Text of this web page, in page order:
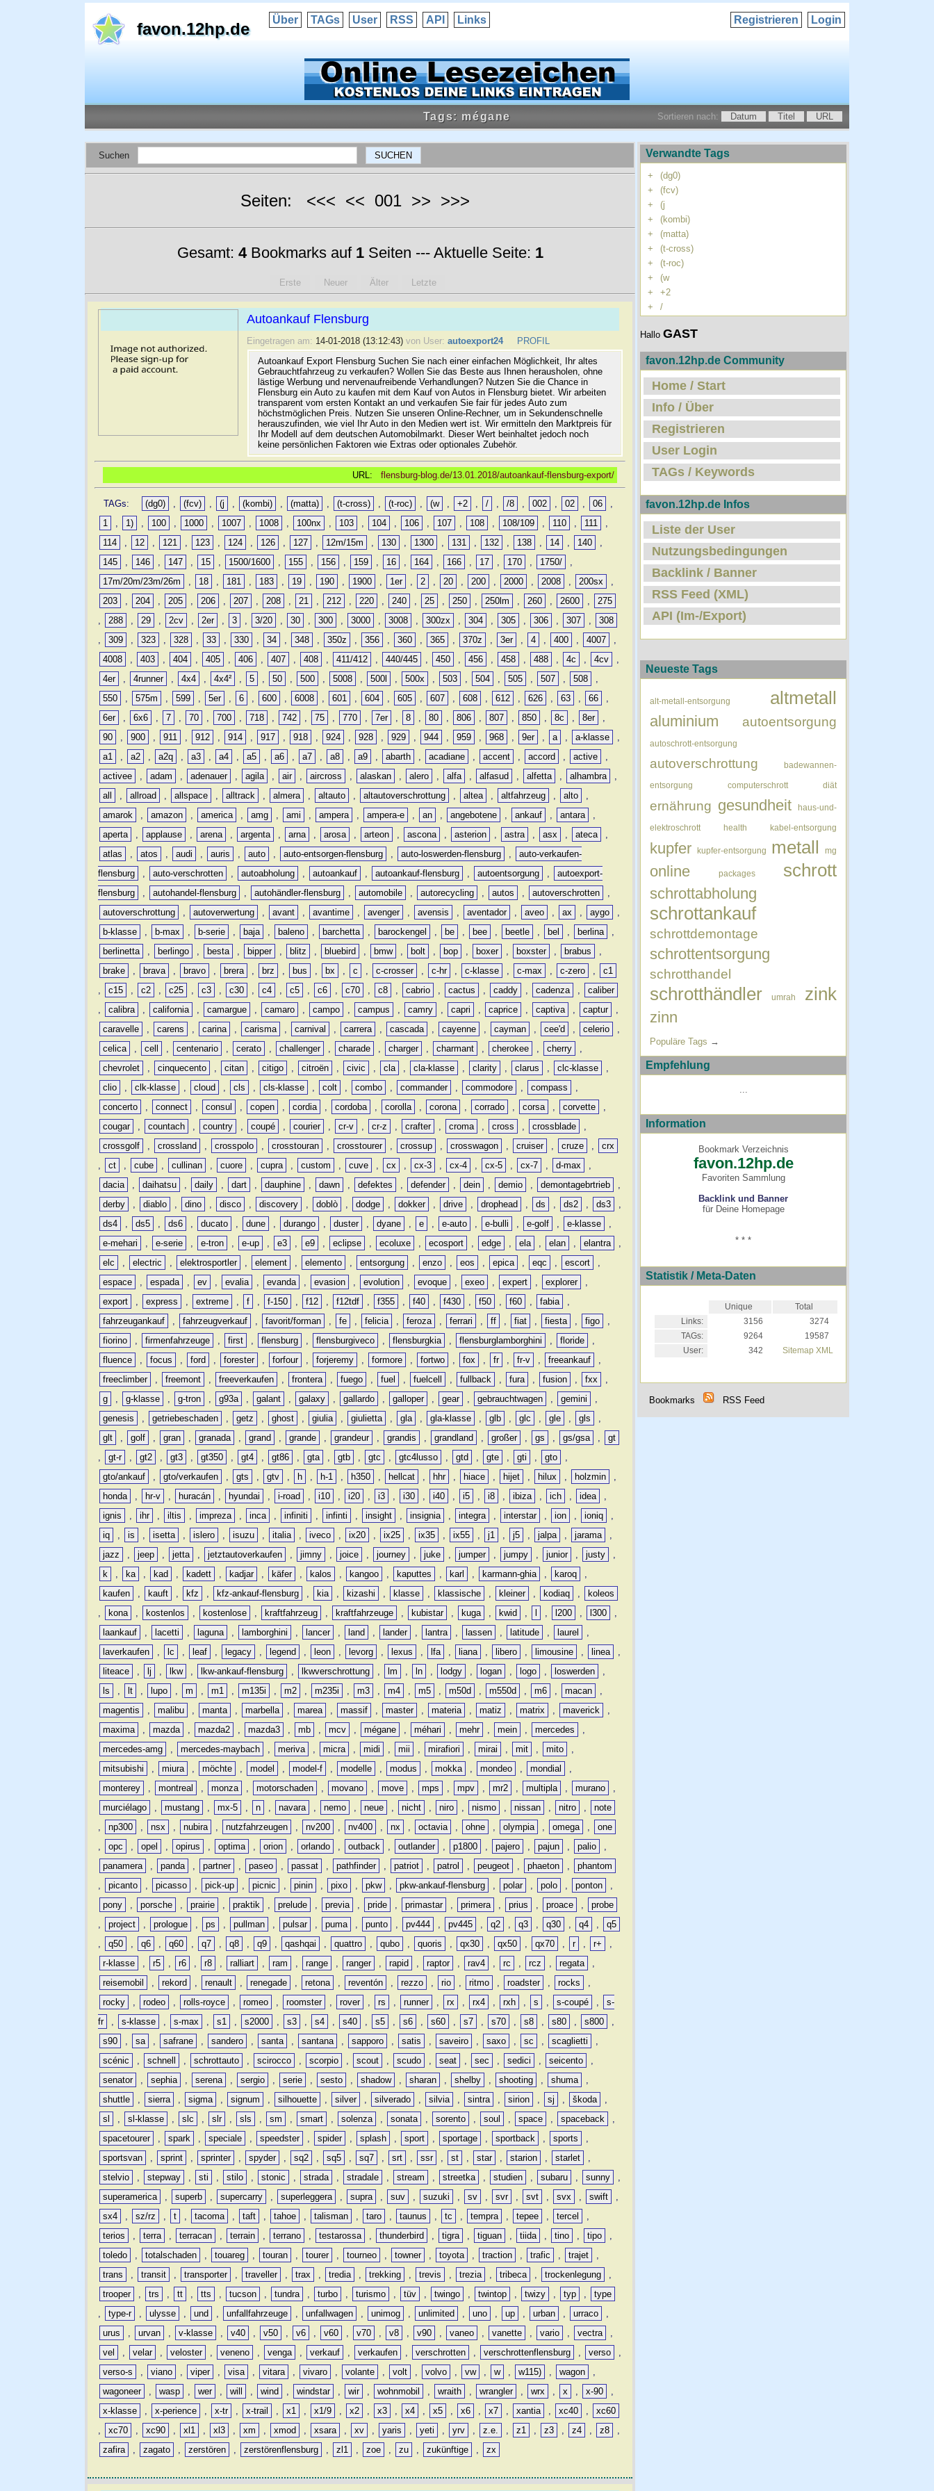
favon.12hp.de Über TAGs User RSS API Links Login
Registrieren
Tags: mégane Sortieren nach: Datum Titel URL
Suchen
Seiten: <<< << 001 >> >>>
Gesamt: 4Bookmarks auf 1Seiten --- Aktuelle Seite: 1
Erste Neuer Älter Letzte
Autoankauf Flensburg
Eingetragen am: 14-01-2018 (13:12:43) von User: autoexport24
PROFIL
Autoankauf Export Flensburg Suchen Sie nach einer einfachen Möglichkeit, Ihr altes
Gebrauchtfahrzeug zu verkaufen? Wollen Sie das Beste aus Ihnen herausholen, ohne
lästige Werbung und nervenaufreibende Verhandlungen? Nutzen Sie die Chance in
Flensburg ein Auto zu kaufen mit dem Kauf von Autos in Flensburg bietet. Wir arbeiten
transparent vom ersten Kontakt an und verkaufen Sie fair für jedes Auto zum
höchstmöglichen Preis. Nutzen Sie unseren Online-Rechner, um in Sekundenschnelle
herauszufinden, wie viel Ihr Auto in den Medien wert ist. Wir ermitteln den Marktpreis für
Ihr Modell auf dem deutschen Automobilmarkt. Dieser Wert beinhaltet jedoch noch
keine persönlichen Faktoren wie Extras oder optionales Zubehör.
URL: flensburg-blog.de/13.01.2018/autoankauf-flensburg-export/
TAGs: (dg0) , (fcv) , (j , (kombi) , (matta) , (t-cross) , (t-roc) , (w , +2 , / , /8 , 002 , 02 , 06
,
1
, 1) , 100 , 1000 , 1007 , 1008 , 100nx , 103 , 104 , 106 , 107 , 108 , 108/109 , 110 , 111
,
114
, 12 , 121 , 123 , 124 , 126 , 127 , 12m/15m , 130 , 1300 , 131 , 132 , 138 , 14 , 140
,
145
, 146 , 147 , 15 , 1500/1600 , 155 , 156 , 159 , 16 , 164 , 166 , 17 , 170 , 1750/
,
17m/20m/23m/26m
, 18 , 181 , 183 , 19 , 190 , 1900 , 1er , 2 , 20 , 200 , 2000 , 2008 , 200sx
,
203
, 204 , 205 , 206 , 207 , 208 , 21 , 212 , 220 , 240 , 25 , 250 , 250lm , 260 , 2600 ,
275
,
288 , 29 , 2cv , 2er , 3 , 3/20 , 30 , 300 , 3000 , 3008 , 300zx , 304 , 305 , 306 , 307 ,
308
,
309 , 323 , 328 , 33 , 330 , 34 , 348 , 350z , 356 , 360 , 365 , 370z , 3er , 4 , 400 , 4007
,
4008
, 403 , 404 , 405 , 406 , 407 , 408 , 411/412 , 440/445 , 450 , 456 , 458 , 488 , 4c , 4cv
,
4er
, 4runner , 4x4 , 4x4² , 5 , 50 , 500 , 5008 , 500l , 500x , 503 , 504 , 505 , 507 , 508
,
550
, 575m , 599 , 5er , 6 , 600 , 6008 , 601 , 604 , 605 , 607 , 608 , 612 , 626 , 63 , 66
,
6er
, 6x6 , 7 , 70 , 700 , 718 , 742 , 75 , 770 , 7er , 8 , 80 , 806 , 807 , 850 , 8c , 8er
,
90
, 900 , 911 , 912 , 914 , 917 , 918 , 924 , 928 , 929 , 944 , 959 , 968 , 9er , a , a-klasse
,
a1
, a2 , a2q , a3 , a4 , a5 , a6 , a7 , a8 , a9 , abarth , acadiane , accent , accord , active
,
activee
, adam , adenauer , agila , air , aircross , alaskan , alero , alfa , alfasud , alfetta , alhambra
,
all
, allroad , allspace , alltrack , almera , altauto , altautoverschrottung , altea , altfahrzeug , alto
,
amarok
, amazon , america , amg , ami , ampera , ampera-e , an , angebotene , ankauf , antara
,
aperta
, applause , arena , argenta , arna , arosa , arteon , ascona , asterion , astra , asx , ateca
,
atlas
, atos , audi , auris , auto , auto-entsorgen-flensburg , auto-loswerden-flensburg ,
auto-verkaufen-
flensburg
, auto-verschrotten , autoabholung , autoankauf , autoankauf-flensburg , autoentsorgung ,
autoexport-
flensburg
, autohandel-flensburg , autohändler-flensburg , automobile , autorecycling , autos , autoverschrotten
,
autoverschrottung
, autoverwertung , avant , avantime , avenger , avensis , aventador , aveo , ax , aygo
,
b-klasse
, b-max , b-serie , baja , baleno , barchetta , barockengel , be , bee , beetle , bel , berlina
,
berlinetta
, berlingo , besta , bipper , blitz , bluebird , bmw , bolt , bop , boxer , boxster , brabus
,
brake
, brava , bravo , brera , brz , bus , bx , c , c-crosser , c-hr , c-klasse , c-max , c-zero ,
c1
,
c15 , c2 , c25 , c3 , c30 , c4 , c5 , c6 , c70 , c8 , cabrio , cactus , caddy , cadenza ,
caliber
,
calibra , california , camargue , camaro , campo , campus , camry , capri , caprice , captiva , captur
,
caravelle
, carens , carina , carisma , carnival , carrera , cascada , cayenne , cayman , cee'd , celerio
,
celica
, cell , centenario , cerato , challenger , charade , charger , charmant , cherokee , cherry
,
chevrolet
, cinquecento , citan , citigo , citroën , civic , cla , cla-klasse , clarity , clarus , clc-klasse
,
clio
, clk-klasse , cloud , cls , cls-klasse , colt , combo , commander , commodore , compass
,
concerto
, connect , consul , copen , cordia , cordoba , corolla , corona , corrado , corsa , corvette
,
cougar
, countach , country , coupé , courier , cr-v , cr-z , crafter , croma , cross , crossblade
,
crossgolf
, crossland , crosspolo , crosstouran , crosstourer , crossup , crosswagon , cruiser , cruze ,
crx
,
ct , cube , cullinan , cuore , cupra , custom , cuve , cx , cx-3 , cx-4 , cx-5 , cx-7 , d-max
,
dacia
, daihatsu , daily , dart , dauphine , dawn , defektes , defender , dein , demio , demontagebrtrieb
,
derby
, diablo , dino , disco , discovery , doblò , dodge , dokker , drive , drophead , ds , ds2 , ds3
,
ds4
, ds5 , ds6 , ducato , dune , durango , duster , dyane , e , e-auto , e-bulli , e-golf , e-klasse
,
e-mehari
, e-serie , e-tron , e-up , e3 , e9 , eclipse , ecoluxe , ecosport , edge , ela , elan , elantra
,
elc
, electric , elektrosportler , element , elemento , entsorgung , enzo , eos , epica , eqc , escort
,
espace
, espada , ev , evalia , evanda , evasion , evolution , evoque , exeo , expert , explorer
,
export
, express , extreme , f , f-150 , f12 , f12tdf , f355 , f40 , f430 , f50 , f60 , fabia
,
fahrzeugankauf
, fahrzeugverkauf , favorit/forman , fe , felicia , feroza , ferrari , ff , fiat , fiesta , figo
,
fiorino
, firmenfahrzeuge , first , flensburg , flensburgiveco , flensburgkia , flensburglamborghini , floride
,
fluence
, focus , ford , forester , forfour , forjeremy , formore , fortwo , fox , fr , fr-v , freeankauf
,
freeclimber
, freemont , freeverkaufen , frontera , fuego , fuel , fuelcell , fullback , fura , fusion , fxx
,
g
, g-klasse , g-tron , g93a , galant , galaxy , gallardo , galloper , gear , gebrauchtwagen , gemini
,
genesis
, getriebeschaden , getz , ghost , giulia , giulietta , gla , gla-klasse , glb , glc , gle , gls
,
glt
, golf , gran , granada , grand , grande , grandeur , grandis , grandland , großer , gs , gs/gsa ,
gt
,
gt-r , gt2 , gt3 , gt350 , gt4 , gt86 , gta , gtb , gtc , gtc4lusso , gtd , gte , gti , gto
,
gto/ankauf
, gto/verkaufen , gts , gtv , h , h-1 , h350 , hellcat , hhr , hiace , hijet , hilux , holzmin
,
honda
, hr-v , huracán , hyundai , i-road , i10 , i20 , i3 , i30 , i40 , i5 , i8 , ibiza , ich , idea
,
ignis
, ihr , iltis , impreza , inca , infiniti , infinti , insight , insignia , integra , interstar , ion , ioniq
,
iq
, is , isetta , islero , isuzu , italia , iveco , ix20 , ix25 , ix35 , ix55 , j1 , j5 , jalpa , jarama
,
jazz
, jeep , jetta , jetztautoverkaufen , jimny , joice , journey , juke , jumper , jumpy , junior , justy
,
k
, ka , kad , kadett , kadjar , käfer , kalos , kangoo , kaputtes , karl , karmann-ghia , karoq
,
kaufen
, kauft , kfz , kfz-ankauf-flensburg , kia , kizashi , klasse , klassische , kleiner , kodiaq ,
koleos
,
kona , kostenlos , kostenlose , kraftfahrzeug , kraftfahrzeuge , kubistar , kuga , kwid , , l200 , l300
,
laankauf
, lacetti , laguna , lamborghini , lancer , land , lander , lantra , lassen , latitude , laurel
,
laverkaufen
, lc , leaf , legacy , legend , leon , levorg , lexus , lfa , liana , libero , limousine , linea
,
liteace
, lj , lkw , lkw-ankauf-flensburg , lkwverschrottung , lm , ln , lodgy , logan , logo , loswerden
,
ls
, lt , lupo , m , m1 , m135i , m2 , m235i , m3 , m4 , m5 , m50d , m550d , m6 , macan
,
magentis
, malibu , manta , marbella , marea , massif , master , materia , matiz , matrix , maverick
,
maxima
, mazda , mazda2 , mazda3 , mb , mcv , mégane , méhari , mehr , mein , mercedes
,
mercedes-amg
, mercedes-maybach , meriva , micra , midi , mii , mirafiori , mirai , mit , mito
,
mitsubishi
, miura , möchte , model , model-f , modelle , modus , mokka , mondeo , mondial
,
monterey
, montreal , monza , motorschaden , movano , move , mps , mpv , mr2 , multipla , murano
,
murciélago
, mustang , mx-5 , n , navara , nemo , neue , nicht , niro , nismo , nissan , nitro ,
note
,
np300 , nsx , nubira , nutzfahrzeugen , nv200 , nv400 , nx , octavia , ohne , olympia , omega ,
one
,
opc , opel , opirus , optima , orion , orlando , outback , outlander , p1800 , pajero , pajun , palio
,
panamera
, panda , partner , paseo , passat , pathfinder , patriot , patrol , peugeot , phaeton ,
phantom
,
picanto , picasso , pick-up , picnic , pinin , pixo , pkw , pkw-ankauf-flensburg , polar , polo , ponton
,
pony
, porsche , prairie , praktik , prelude , previa , pride , primastar , primera , prius , proace ,
probe
,
project , prologue , ps , pullman , pulsar , puma , punto , pv444 , pv445 , q2 , q3 , q30 , q4 ,
q5
,
q50 , q6 , q60 , q7 , q8 , q9 , qashqai , quattro , qubo , quoris , qx30 , qx50 , qx70 , r , r+
,
r-klasse
, r5 , r6 , r8 , ralliart , ram , range , ranger , rapid , raptor , rav4 , rc , rcz , regata
,
reisemobil
, rekord , renault , renegade , retona , reventón , rezzo , rio , ritmo , roadster , rocks
,
rocky
, rodeo , rolls-royce , romeo , roomster , rover , rs , runner , rx , rx4 , rxh , s , s-coupé ,
s-
fr
, s-klasse , s-max , s1 , s2000 , s3 , s4 , s40 , s5 , s6 , s60 , s7 , s70 , s8 , s80 , s800
,
s90
, sa , safrane , sandero , santa , santana , sapporo , satis , saveiro , saxo , sc , scaglietti
,
scénic
, schnell , schrottauto , scirocco , scorpio , scout , scudo , seat , sec , sedici , seicento
,
senator
, sephia , serena , sergio , serie , sesto , shadow , sharan , shelby , shooting , shuma
,
shuttle
, sierra , sigma , signum , silhouette , silver , silverado , silvia , sintra , sirion , sj , škoda
,
sl
, sl-klasse , slc , slr , sls , sm , smart , solenza , sonata , sorento , soul , space , spaceback
,
spacetourer
, spark , speciale , speedster , spider , splash , sport , sportage , sportback , sports
,
sportsvan
, sprint , sprinter , spyder , sq2 , sq5 , sq7 , srt , ssr , st , star , starion , starlet
,
stelvio
, stepway , sti , stilo , stonic , strada , stradale , stream , streetka , studien , subaru , sunny
,
superamerica
, superb , supercarry , superleggera , supra , suv , suzuki , sv , svr , svt , svx , swift
,
sx4
, sz/rz , t , tacoma , taft , tahoe , talisman , taro , taunus , tc , tempra , tepee , tercel
,
terios
, terra , terracan , terrain , terrano , testarossa , thunderbird , tigra , tiguan , tiida , tino , tipo
,
toledo
, totalschaden , touareg , touran , tourer , tourneo , towner , toyota , traction , trafic , trajet
,
trans
, transit , transporter , traveller , trax , tredia , trekking , trevis , trezia , tribeca , trockenlegung
,
trooper
, trs , tt , tts , tucson , tundra , turbo , turismo , tüv , twingo , twintop , twizy , typ ,
type
,
type-r , ulysse , und , unfallfahrzeuge , unfallwagen , unimog , unlimited , uno , up , urban , urraco
,
urus
, urvan , v-klasse , v40 , v50 , v6 , v60 , v70 , v8 , v90 , vaneo , vanette , vario , vectra
,
vel
, velar , veloster , veneno , venga , verkauf , verkaufen , verschrotten , verschrottenflensburg , verso
,
verso-s
, viano , viper , visa , vitara , vivaro , volante , volt , volvo , vw , w , w115) , wagon
,
wagoneer
, wasp , wer , will , wind , windstar , wir , wohnmobil , wraith , wrangler , wrx , x , x-90
,
x-klasse
, x-perience , x-tr , x-trail , x1 , x1/9 , x2 , x3 , x4 , x5 , x6 , x7 , xantia , xc40 ,
xc60
,
xc70 , xc90 , xl1 , xl3 , xm , xmod , xsara , xv , yaris , yeti , yrv , z.e. , z1 , z3 , z4 , z8
,
zafira
, zagato , zerstören , zerstörenflensburg , zl1 , zoe , zu , zukünftige , zx
Verwandte Tags
+
(dg0)
+
(fcv)
+
(j
+
(kombi)
+
(matta)
+
(t-cross)
+
(t-roc)
+
(w
+
+2
+
/
Hallo GAST
favon.12hp.de Community
Home / Start
Info / Über
Registrieren
User Login
TAGs / Keywords
favon.12hp.de Infos
Liste der User
Nutzungsbedingungen
Backlink / Banner
RSS Feed (XML)
API (Im-/Export)
Neueste Tags
alt-metall-entsorgung altmetall
aluminium autoentsorgung
autoschrott-entsorgung
autoverschrottung badewannen-
entsorgung computerschrott diät
ernährung gesundheit haus-und-
elektroschrott health kabel-entsorgung
kupfer kupfer-entsorgung metall mg
online packages schrott
schrottabholung
schrottankauf
schrottdemontage
schrottentsorgung
schrotthandel
schrotthändler umrah zink
zinn
Populäre Tags →
Empfehlung
Information
Bookmark Verzeichnis
favon.12hp.de
Favoriten Sammlung
Backlink und Banner
für Deine Homepage
* * *
Statistik / Meta-Daten
Unique
Total
Links:
3156
3274
TAGs:
9264
19587
User:
342 Sitemap XML
Bookmarks RSS Feed